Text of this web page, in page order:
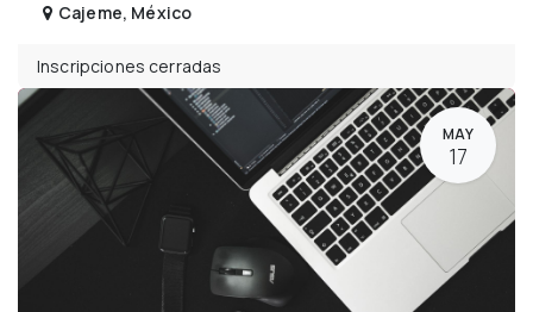
Cajeme, México
Inscripciones cerradas
MAY
17